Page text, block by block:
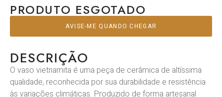
PRODUTO ESGOTADO
AVISE-ME QUANDO CHEGAR
DESCRIÇÃO
O vaso vietnamita é uma peça de cerâmica de altíssima
qualidade, reconhecida por sua durabilidade e resistência
às variações climáticas. Produzido de forma artesanal